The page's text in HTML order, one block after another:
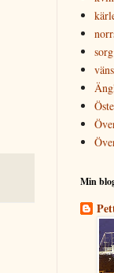
sorg
Min